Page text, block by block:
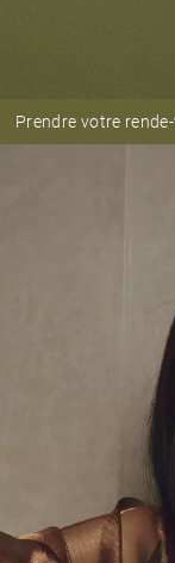
Prendre votre